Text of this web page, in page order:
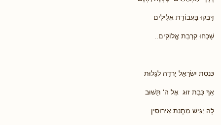
דָּבְקוּ בַּעֲבוֹדַת אֱלִילִים
שָׁכְחוּ קִרְבַת אֱלוֹקִים..
כְּנֶסֶת יִשְׂרָאֵל יָרְדָה לְגָלוּת
אַךְ כְּבַת זוּג אֶל ה' תָּשׁוּב
לָהּ יַגִּישׁ מַתְּנַת אֵירוּסִין